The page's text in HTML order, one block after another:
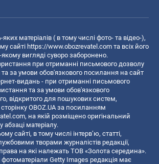
матеріалів ( в тому числі фото- та відео-),
сайті https://www.obozrevatel.com та всіх його
вигляді суворо заборонено.
при отриманні письмового дозволу
та за умови обов'язкового посилання на сайт
видань - при отриманні письмового
та за умови обов'язкового
відкритого для пошукових систем,
OBOZ.UA за посиланням
, на якій розміщено оригінальний
матеріалу.
сайті, в тому числі інтерв’ю, статті,
творами журналістів редакції,
на які належать ТОВ «Золота середина».
фотоматеріали Getty Images редакція має